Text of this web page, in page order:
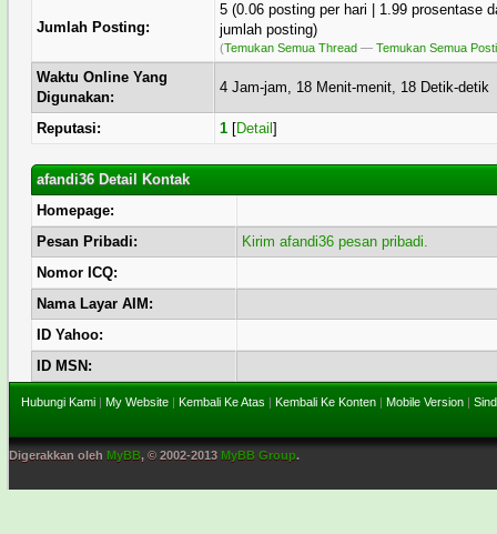
Jumlah Posting:
5 (0.06 posting per hari | 1.99 prosentase
jumlah posting)
(Temukan Semua Thread —Temukan Semua
Waktu Online Yang
Digunakan:
4 Jam-jam, 18 Menit-menit, 18 Detik-detik
Reputasi: 1 [Detail]
afandi36 Detail Kontak
Homepage:
Pesan Pribadi:
Kirim afandi36 pesan pribadi.
Nomor ICQ:
Nama Layar AIM:
ID Yahoo:
ID MSN:
Hubungi Kami | My Website | Kembali Ke Atas | Kembali Ke Konten | Mobile Version |
Digerakkan oleh MyBB, © 2002-2013 MyBB Group.